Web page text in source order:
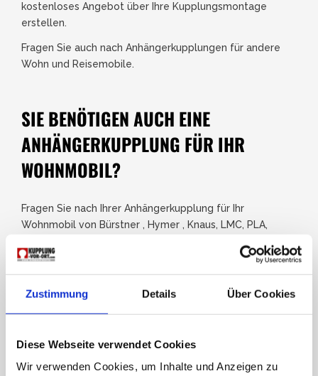
Zustimmung Details Über Cookies
Diese Webseite verwendet Cookies
Wir verwenden Cookies, um Inhalte und Anzeigen zu
kostenloses Angebot über Ihre Kupplungsmontage
erstellen.
Fragen Sie auch nach Anhängerkupplungen für andere
Wohn und Reisemobile.
SIE BENÖTIGEN AUCH EINE
ANHÄNGERKUPPLUNG FÜR IHR
WOHNMOBIL?
Fragen Sie nach Ihrer Anhängerkupplung für Ihr
Wohnmobil von Bürstner , Hymer , Knaus, LMC, PLA,
Senden Sie uns folgende Informationen per E-Mail und
Ihrer Anhängerkupplung für Ihr Wohnmobil steht nichts
mehr im Wege.
Fahrzeugschein und 2-3 aussagekräftige Bilder vom
Wohnmobils
Typ und das Baujahr Ihres Reisemobils